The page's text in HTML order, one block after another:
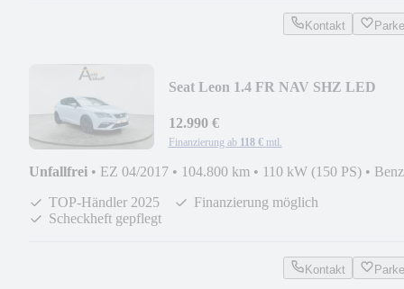
Kontakt
Seat Leon 1.4 FR NAV SHZ LED
12.990 €
Finanzierung ab 118 € mtl.
Unfallfrei • EZ 04/2017 • 104.800 km • 110 kW (150 PS) •
TOP-Händler 2025
Finanzierung möglich
Scheckheft gepflegt
Kontakt